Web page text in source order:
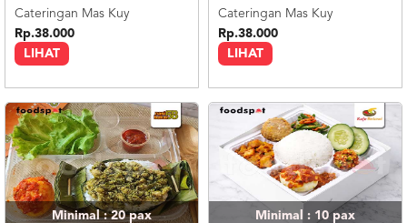
LIHAT
Cateringan Mas Kuy
Rp.38.000
LIHAT
Cateringan Mas Kuy
Rp.38.000
Minimal : 20pax Minimal : 10pax